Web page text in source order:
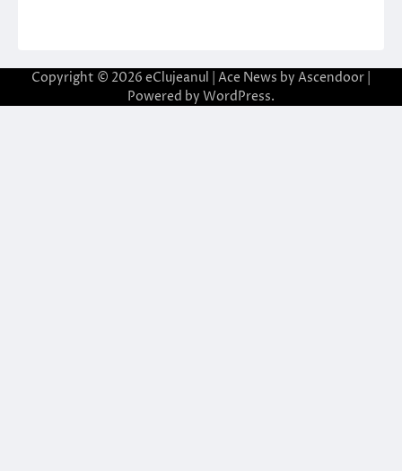
Copyright © 2026 eClujeanul | Ace News by Ascendoor
Powered by WordPress.